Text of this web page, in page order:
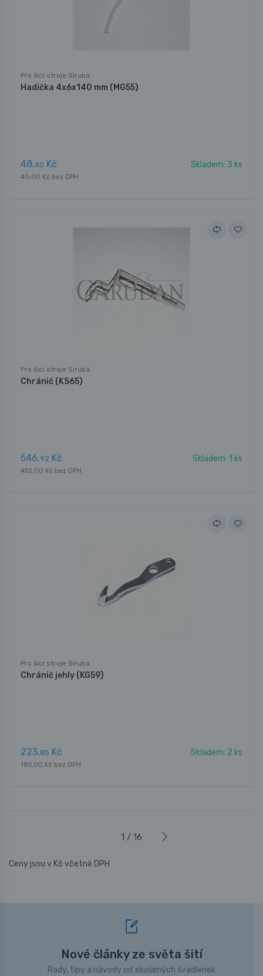
Pro šicí stroje Siruba
Hadička 4x6x140 mm (MG55)
48,40 Kč Skladem: 3 ks
40,00 Kč bez DPH
Pro šicí stroje Siruba
Chránič (KS65)
546,92 Kč Skladem: 1 ks
452,00 Kč bez DPH
Pro šicí stroje Siruba
Chránič jehly (KG59)
223,85 Kč Skladem: 2 ks
185,00 Kč bez DPH
1 / 16
Ceny jsou v Kč včetně DPH
Nové články ze světa šití
Rady, tipy a návody od zkušených švadlenek